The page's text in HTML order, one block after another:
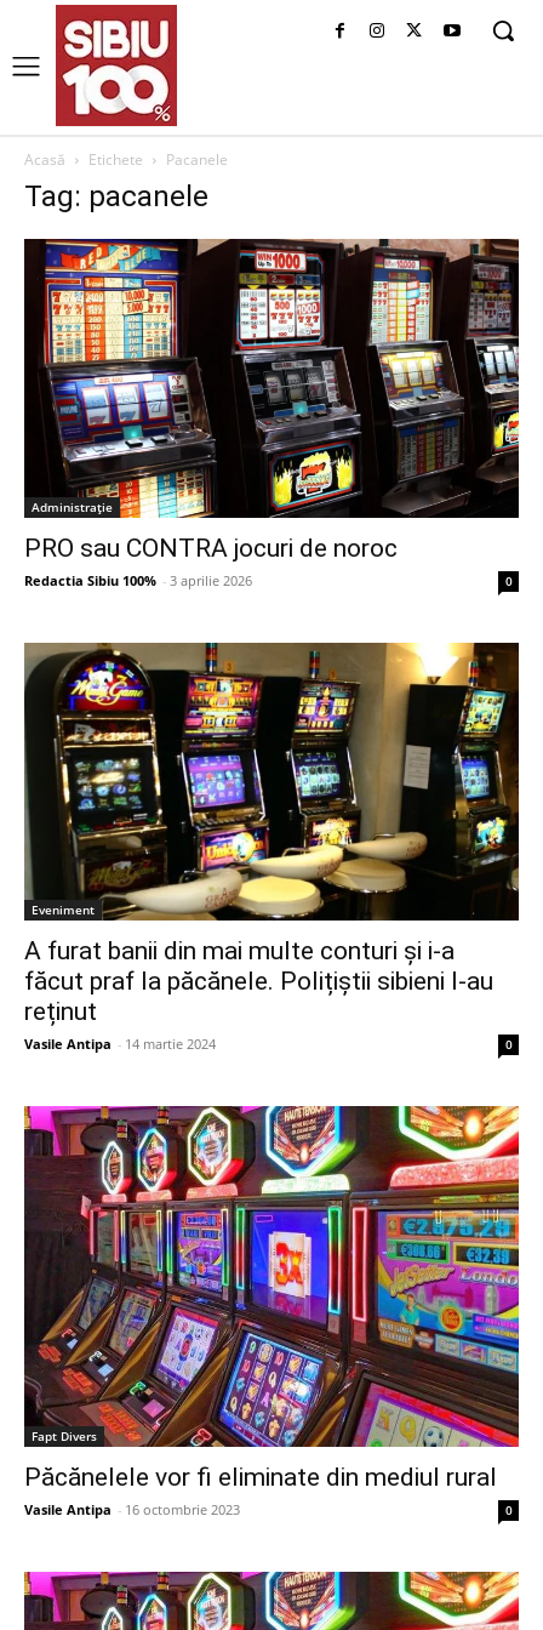
Acasă Etichete Pacanele
Tag: pacanele
Administrație
PRO sau CONTRA jocuri de noroc
Redactia Sibiu 100% - 3 aprilie 2026 0
Eveniment
A furat banii din mai multe conturi și i-a
făcut praf la păcănele. Polițiștii sibieni l-au
reținut
Vasile Antipa - 14 martie 2024 0
Fapt Divers
Păcănelele vor fi eliminate din mediul rural
Vasile Antipa - 16 octombrie 2023 0